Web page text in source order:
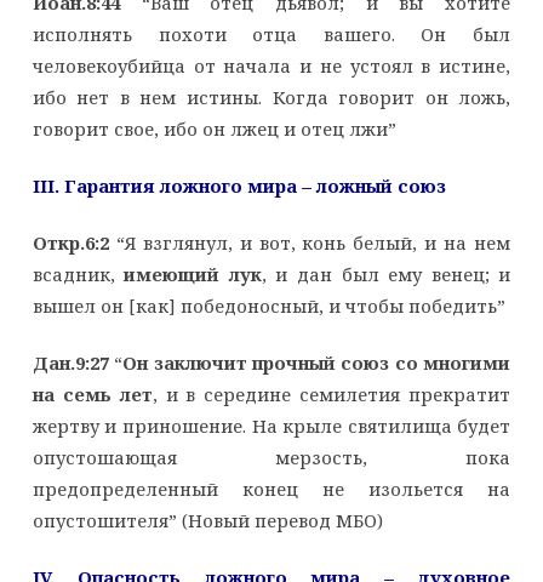
исполнять похоти отца вашего. Он был
человекоубийца от начала и не устоял в истине,
ибо нет в нем истины. Когда говорит он ложь,
говорит свое, ибо он лжец и отец лжи”
III. Гарантия ложного мира – ложный союз
Откр.6:2“Я взглянул, и вот, конь белый, и на нем
всадник,имеющий лук, и дан был ему венец; и
вышел он [как] победоносный, и чтобы победить”
Дан.9:27“Он заключит прочный союз со многими
на семь лет, и в середине семилетия прекратит
жертву и приношение. На крыле святилища будет
опустошающая мерзость, пока
предопределенный конец не изольется на
опустошителя” (Новый перевод МБО)
IV. Опасность ложного мира – духовное